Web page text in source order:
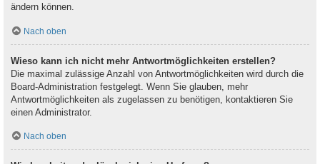
ändern können.
Nach oben
Wieso kann ich nicht mehr Antwortmöglichkeiten erstellen?
Die maximal zulässige Anzahl von Antwortmöglichkeiten wird durch die
Board-Administration festgelegt. Wenn Sie glauben, mehr
Antwortmöglichkeiten als zugelassen zu benötigen, kontaktieren Sie
einen Administrator.
Nach oben